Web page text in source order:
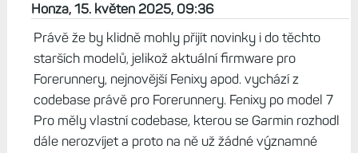
Honza, 15. květen 2025, 09:36
Právě že by klidně mohly přijít novinky i do těchto
starších modelů, jelikož aktuální firmware pro
Forerunnery, nejnovější Fenixy apod. vychází z
codebase právě pro Forerunnery. Fenixy po model 7
Pro měly vlastní codebase, kterou se Garmin rozhodl
dále nerozvíjet a proto na ně už žádné významné